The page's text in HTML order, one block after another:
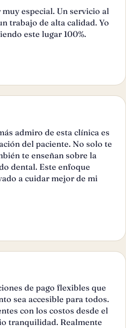
especial. Un servicio al
trabajo de alta calidad. Yo
este lugar 100%.
admiro de esta clínica es
del paciente. No solo te
te enseñan sobre la
dental. Este enfoque
a cuidar mejor de mi
de pago flexibles que
sea accesible para todos.
con los costos desde el
tranquilidad. Realmente